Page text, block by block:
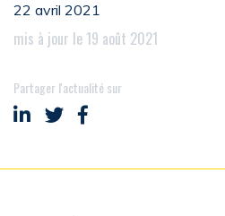
22 avril 2021
mis à jour le 19 août 2021
Partager l'actualité sur
Partager sur LinkedIn
Partager sur Twitter
Partager sur Facebook